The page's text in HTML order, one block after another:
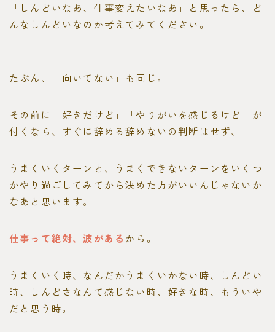
「しんどいなあ、仕事変えたいなあ」と思ったら、ど
んなしんどいなのか考えてみてください。
たぶん、「向いてない」も同じ。
その前に「好きだけど」「やりがいを感じるけど」が
付くなら、すぐに辞める辞めないの判断はせず、
うまくいくターンと、うまくできないターンをいくつ
かやり過ごしてみてから決めた方がいいんじゃないか
なあと思います。
仕事って絶対、波がある から。
うまくいく時、なんだかうまくいかない時、しんどい
時、しんどさなんて感じない時、好きな時、もういや
だと思う時。